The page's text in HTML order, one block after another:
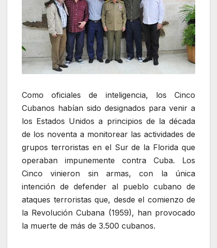
Como oficiales de inteligencia, los Cinco
Cubanos habían sido designados para venir a
los Estados Unidos a principios de la década
de los noventa a monitorear las actividades de
grupos terroristas en el Sur de la Florida que
operaban impunemente contra Cuba. Los
Cinco vinieron sin armas, con la única
intención de defender al pueblo cubano de
ataques terroristas que, desde el comienzo de
la Revolución Cubana (1959), han provocado
la muerte de más de 3.500 cubanos.